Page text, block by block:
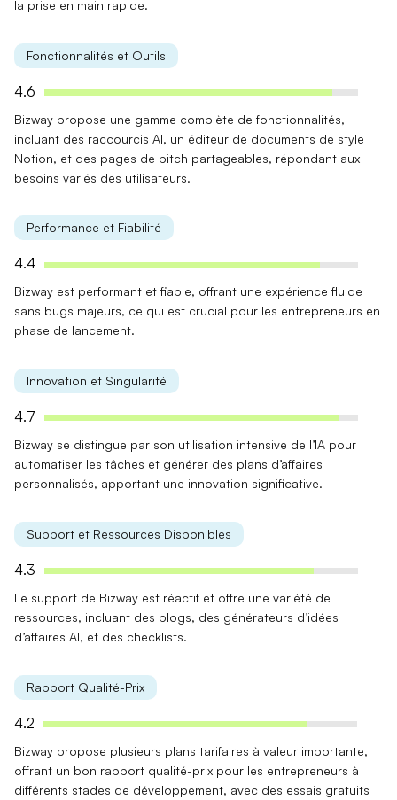
la prise en main rapide.
Fonctionnalités et Outils
4.6
Bizway propose une gamme complète de fonctionnalités,
incluant des raccourcis AI, un éditeur de documents de style
Notion, et des pages de pitch partageables, répondant aux
besoins variés des utilisateurs.
Performance et Fiabilité
4.4
Bizway est performant etfiable, offrant une expérience fluide
sans bugs majeurs, ce qui est crucial pour les entrepreneurs en
phase de lancement.
Innovation et Singularité
4.7
Bizway se distingue par son utilisation intensive de l’IA pour
automatiser les tâches et générer des plans d’affaires
personnalisés, apportant une innovation significative.
Support et Ressources Disponibles
4.3
Le support de Bizway est réactif et offre unevariété de
ressources, incluant des blogs, des générateurs d’idées
d’affaires AI, et des checklists.
Rapport Qualité-Prix
4.2
Bizway propose plusieurs plans tarifaires à valeur importante,
offrant un bon rapport qualité-prix pour les entrepreneurs à
différents stades de développement, avec des essais gratuits